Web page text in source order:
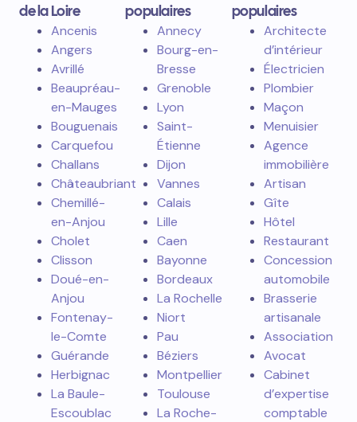
de la Loire
Ancenis
Angers
Avrillé
Beaupréau-
en-Mauges
Bouguenais
Carquefou
Challans
Châteaubriant
Chemillé-
en-Anjou
Cholet
Clisson
Doué-en-
Anjou
Fontenay-
le-Comte
Guérande
Herbignac
La Baule-
Escoublac
populaires
Annecy
Bourg-en-
Bresse
Grenoble
Lyon
Saint-
Étienne
Dijon
Vannes
Calais
Lille
Caen
Bayonne
Bordeaux
La Rochelle
Niort
Pau
Béziers
Montpellier
Toulouse
La Roche-
populaires
Architecte
d’intérieur
Électricien
Plombier
Maçon
Menuisier
Agence
immobilière
Artisan
Gîte
Hôtel
Restaurant
Concession
automobile
Brasserie
artisanale
Association
Avocat
Cabinet
d’expertise
comptable